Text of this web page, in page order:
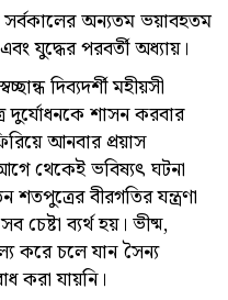
অন্যতম ভয়াবহতম
যুদ্ধের পরবর্তী অধ্যায়।
দিব্যদর্শী মহীয়সী
দুর্যোধনকে শাসন করবার
আনবার প্রয়াস
থেকেই ভবিষ্যৎ ঘটনা
বীরগতির যন্ত্রণা
চেষ্টা ব্যর্থ হয়। ভীষ্ম,
করে চলে যান সৈন্য
করা যায়নি।